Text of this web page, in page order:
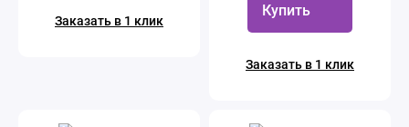
Заказать в 1 клик
Купить
Заказать в 1 клик